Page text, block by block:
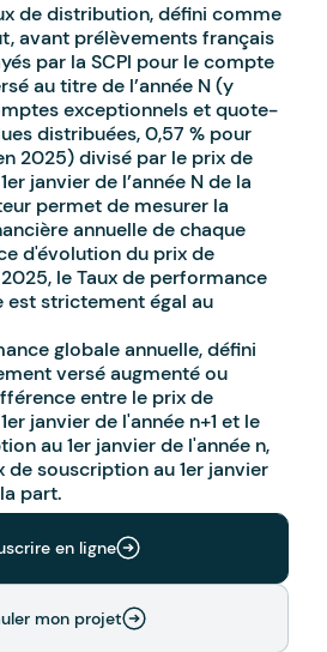
de distribution, défini comme
avant prélèvements français
par la SCPI pour le compte
au titre de l’année N (y
exceptionnels et quote-
distribuées, 0,57 % pour
2025) divisé par le prix de
janvier de l’année N de la
permet de mesurer la
annuelle de chaque
d'évolution du prix de
le Taux de performance
est strictement égal au
globale annuelle, défini
versé augmenté ou
entre le prix de
janvier de l'année n+1 et le
au 1er janvier de l'année n,
de souscription au 1er janvier
part.
en ligne
mon projet